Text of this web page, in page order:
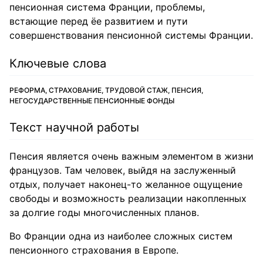
пенсионная система Франции, проблемы,
встающие перед ёе развитием и пути
совершенствования пенсионной системы Франции.
Ключевые слова
РЕФОРМА, СТРАХОВАНИЕ, ТРУДОВОЙ СТАЖ, ПЕНСИЯ,
НЕГОСУДАРСТВЕННЫЕ ПЕНСИОННЫЕ ФОНДЫ
Текст научной работы
Пенсия является очень важным элементом в жизни
французов. Там человек, выйдя на заслуженный
отдых, получает наконец-то желанное ощущение
свободы и возможность реализации накопленных
за долгие годы многочисленных планов.
Во Франции одна из наиболее сложных систем
пенсионного страхования в Европе.